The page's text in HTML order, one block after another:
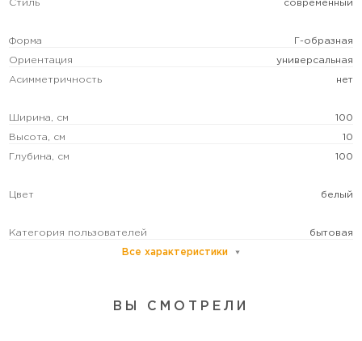
Стиль современный
Форма Г-образная
Ориентация универсальная
Асимметричность нет
Ширина, см 100
Высота, см 10
Глубина, см 100
Цвет белый
Категория пользователей бытовая
Все характеристики
ВЫ СМОТРЕЛИ